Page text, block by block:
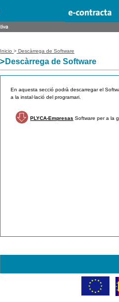
Inicio> Descàrrega de Software
Descàrrega de Software
En aquesta secció podrà descarregar el
a la instal·lació del programari.
PLYCA-Empresas Software per a la